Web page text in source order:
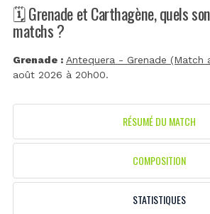
🗓️ Grenade et Carthagène, quels
matchs ?
Grenade : Antequera - Grenade (Match
août 2026 à 20h00.
RÉSUMÉ DU MATCH
COMPOSITION
STATISTIQUES